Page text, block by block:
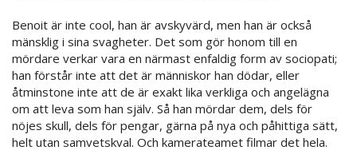
Benoit är inte cool, han är avskyvärd, men han är också
mänsklig i sina svagheter. Det som gör honom till en
mördare verkar vara en närmast enfaldig form av sociopati;
han förstår inte att det är människor han dödar, eller
åtminstone inte att de är exakt lika verkliga och angelägna
om att leva som han själv. Så han mördar dem, dels för
nöjes skull, dels för pengar, gärna på nya och påhittiga sätt,
helt utan samvetskval. Och kamerateamet filmar det hela.